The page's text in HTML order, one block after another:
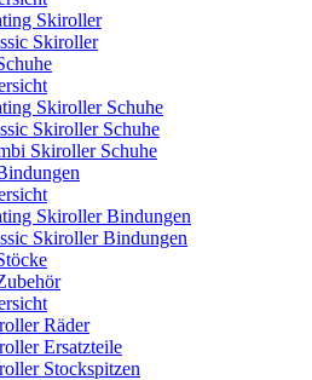
Skiroller
Skiroller
Skiroller Schuhe
Skiroller Schuhe
Skiroller Schuhe
Skiroller Bindungen
Skiroller Bindungen
Räder
Ersatzteile
Stockspitzen